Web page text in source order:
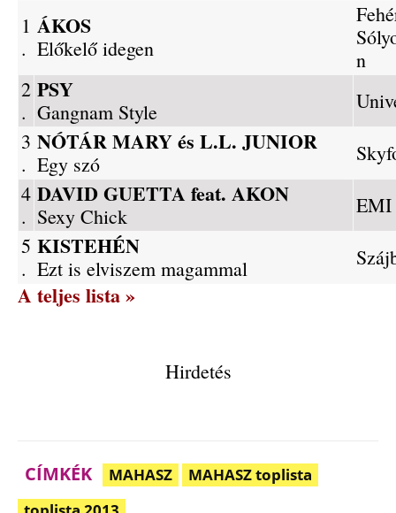
1
.
ÁKOS
Előkelő idegen
n
2
.
PSY
Gangnam Style
3
.
NÓTÁR MARY és L.L. JUNIOR
Egy szó
4
.
DAVID GUETTA feat. AKON
Sexy Chick
EMI
5
.
KISTEHÉN
Ezt is elviszem magammal
A teljes lista »
Hirdetés
CÍMKÉK MAHASZ
MAHASZ toplista